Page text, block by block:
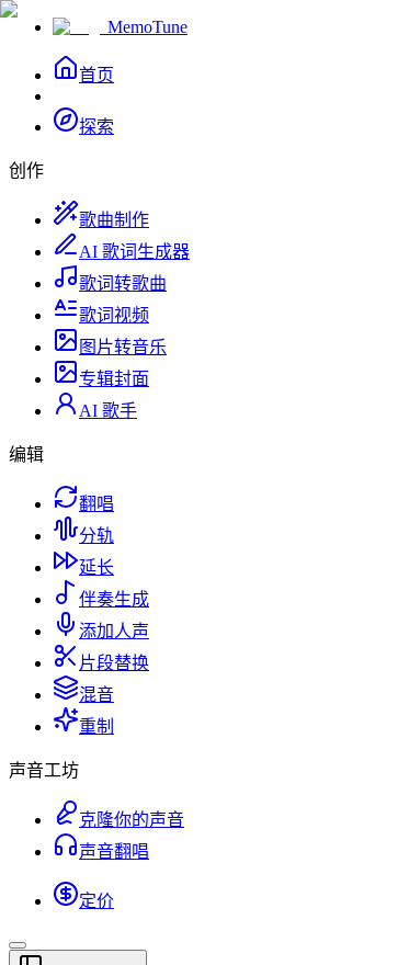
MemoTune
首页
探索
创作
歌曲制作
AI 歌词生成器
歌词转歌曲
歌词视频
图片转音乐
专辑封面
AI 歌手
编辑
翻唱
分轨
延长
伴奏生成
添加人声
片段替换
混音
重制
声音工坊
克隆你的声音
声音翻唱
定价